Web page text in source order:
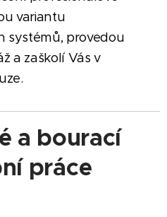
variantu
systémů, provedou
a zaškolí Vás v
a bourací
práce